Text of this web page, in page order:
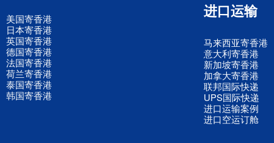
美国寄香港
日本寄香港
英国寄香港
德国寄香港
法国寄香港
荷兰寄香港
泰国寄香港
韩国寄香港
进口运输
马来西亚寄香港
意大利寄香港
新加坡寄香港
加拿大寄香港
联邦国际快递
UPS国际快递
进口运输案例
进口空运订舱